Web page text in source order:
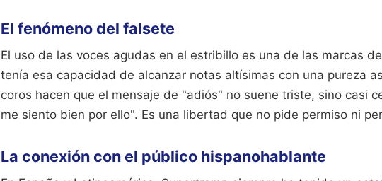
El fenómeno del falsete
El uso de las voces agudas en el estribillo es una de las marcas
tenía esa capacidad de alcanzar notas altísimas con una pureza
coros hacen que el mensaje de "adiós" no suene triste, sino casi
me siento bien por ello". Es una libertad que no pide permiso ni
La conexión con el público hispanohablante